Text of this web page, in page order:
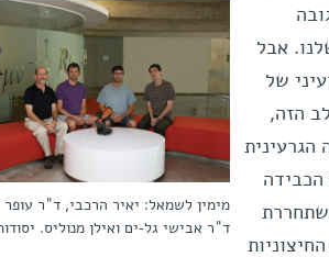
מימין לשמאל: יאיר הרכבי, ד"ר עופר
ד"ר אבישי גל-ים ואילן מנוליס.
אבל
של
הזה,
הגרעינית
הכבידה